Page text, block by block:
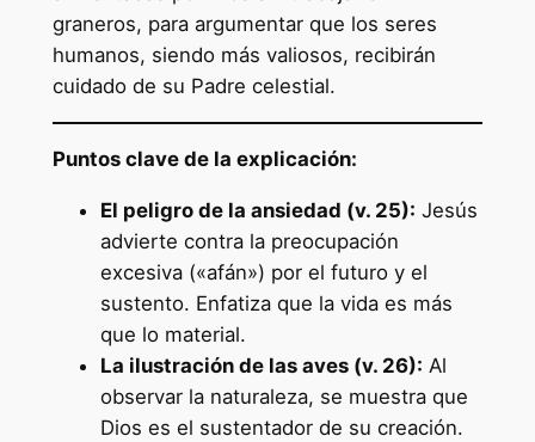
graneros, para argumentar que los seres
humanos, siendo más valiosos, recibirán
cuidado de su Padre celestial.
Puntos clave de la explicación:
El peligro de la ansiedad (v. 25): Jesús
advierte contra la preocupación
excesiva («afán») por el futuro y el
sustento. Enfatiza que la vida es más
que lo material.
La ilustración de las aves (v. 26): Al
observar la naturaleza, se muestra que
Dios es el sustentador de su creación.